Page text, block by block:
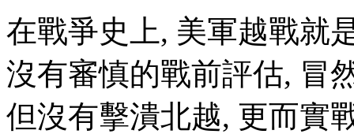
在戰爭史上, 美軍越戰就
沒有審慎的戰前評估, 冒
但沒有擊潰北越, 更而實